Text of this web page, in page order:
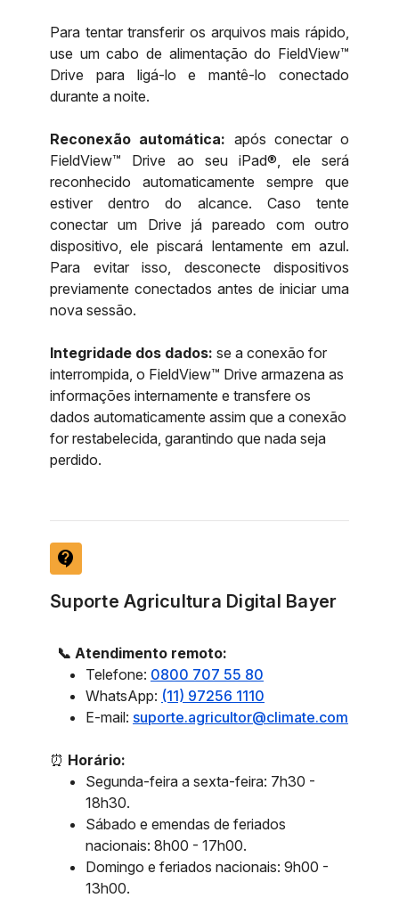
Para tentar transferir os arquivos mais rápido,
use um cabo de alimentação do FieldView™
Drive para ligá-lo e mantê-lo conectado
durante a noite.
Reconexão automática: após conectar o
FieldView™ Drive ao seu iPad®, ele será
reconhecido automaticamente sempre que
estiver dentro do alcance. Caso tente
conectar um Drive já pareado com outro
dispositivo, ele piscará lentamente em azul.
Para evitar isso, desconecte dispositivos
previamente conectados antes de iniciar uma
nova sessão.
Integridade dos dados: se a conexão for
interrompida, o FieldView™ Drive armazena as
informações internamente e transfere os
dados automaticamente assim que a conexão
for restabelecida, garantindo que nada seja
perdido.
contact_support
Suporte Agricultura Digital Bayer
📞 Atendimento remoto:
Telefone: 0800 707 55 80
WhatsApp: (11) 97256 1110
E-mail: suporte.agricultor@climate.com
⏰ Horário:
Segunda-feira a sexta-feira: 7h30 -
18h30.
Sábado e emendas de feriados
nacionais: 8h00 - 17h00.
Domingo e feriados nacionais: 9h00 -
13h00.